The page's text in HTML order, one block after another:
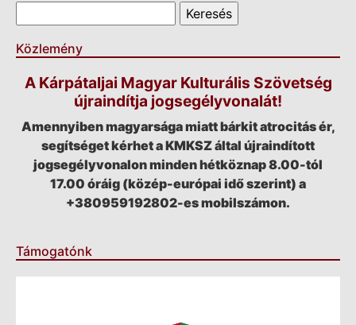
Keresés űrlap
Keresés
Közlemény
A Kárpátaljai Magyar Kulturális Szövetség
újraindítja jogsegélyvonalát!
Amennyiben magyarsága miatt bárkit atrocitás ér,
segítséget kérhet a KMKSZ által újraindított
jogsegélyvonalon minden hétköznap 8.00-tól
17.00 óráig (közép-európai idő szerint) a
+380959192802-es mobilszámon.
Támogatónk